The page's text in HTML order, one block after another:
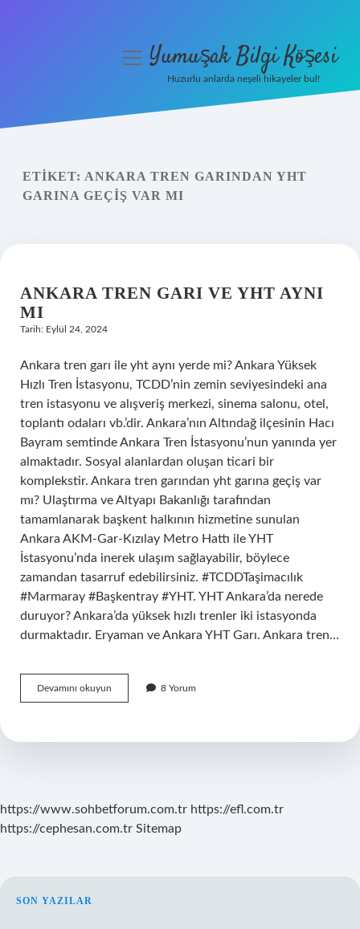
Yasal Uyarı
menüyüYumuşak Bilgi Köşesi
Huzurlu anlarda neşeli hikayeler bul!
ETIKET: ANKARA TREN GARINDAN YHT
GARINA GEÇIŞ VAR MI
ANKARA TREN GARI VE YHT AYNI
MI
Tarih: Eylül 24, 2024
Ankara tren garı ile yht aynı yerde mi? Ankara Yüksek
Hızlı Tren İstasyonu, TCDD’nin zemin seviyesindeki ana
tren istasyonu ve alışveriş merkezi, sinema salonu, otel,
toplantı odaları vb.’dir. Ankara’nın Altındağ ilçesinin Hacı
Bayram semtinde Ankara Tren İstasyonu’nun yanında yer
almaktadır. Sosyal alanlardan oluşan ticari bir
komplekstir. Ankara tren garından yht garına geçiş var
mı? Ulaştırma ve Altyapı Bakanlığı tarafından
tamamlanarak başkent halkının hizmetine sunulan
Ankara AKM-Gar-Kızılay Metro Hattı ile YHT
İstasyonu’nda inerek ulaşım sağlayabilir, böylece
zamandan tasarruf edebilirsiniz. #TCDDTaşimacılık
#Marmaray #Başkentray #YHT. YHT Ankara’da nerede
duruyor? Ankara’da yüksek hızlı trenler iki istasyonda
durmaktadır. Eryaman ve Ankara YHT Garı. Ankara tren…
Devamını okuyun
Tren
Yht
8 Yorum
https://www.sohbetforum.com.tr https://efl.com.tr
https://cephesan.com.tr Sitemap
SIDEBAR
SON YAZILAR